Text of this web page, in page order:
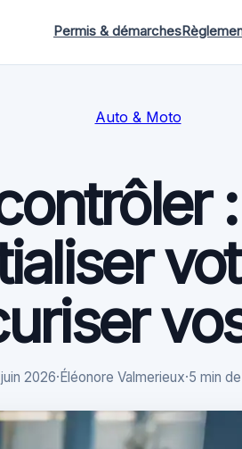
Permis & démarches
Auto & Moto
2026· Éléonore Valmerieux·5 min